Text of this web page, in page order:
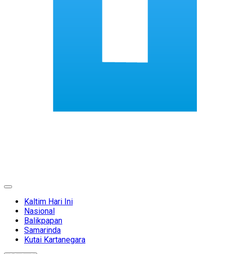
Expand
Kaltim Hari Ini
Nasional
Balikpapan
Samarinda
Kutai Kartanegara